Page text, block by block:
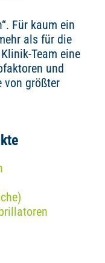
Für kaum ein
als für die
Team eine
und
von größter